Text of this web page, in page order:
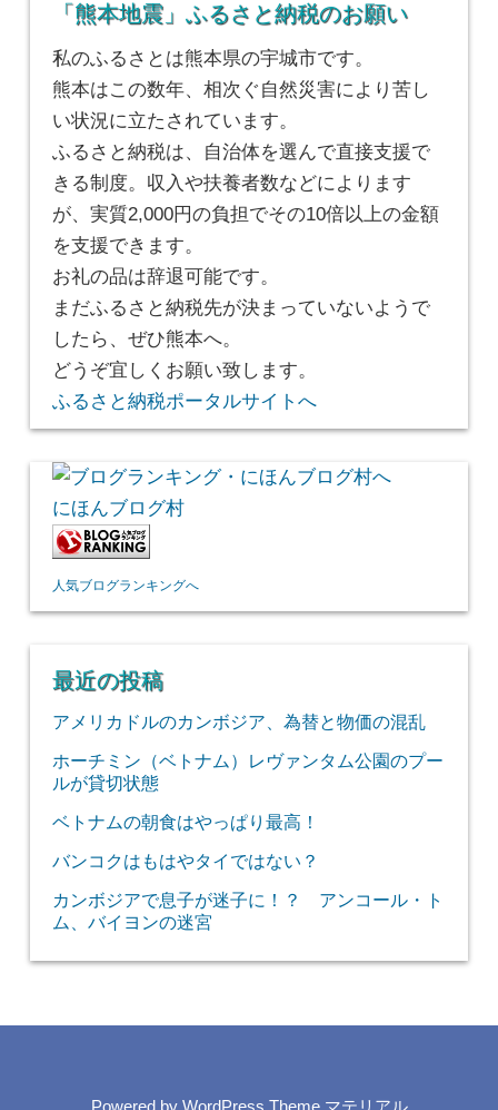
「熊本地震」ふるさと納税のお願い
私のふるさとは熊本県の宇城市です。
熊本はこの数年、相次ぐ自然災害により苦し
い状況に立たされています。
ふるさと納税は、自治体を選んで直接支援で
きる制度。収入や扶養者数などによります
が、実質2,000円の負担でその10倍以上の金額
を支援できます。
お礼の品は辞退可能です。
まだふるさと納税先が決まっていないようで
したら、ぜひ熊本へ。
どうぞ宜しくお願い致します。
ふるさと納税ポータルサイトへ
にほんブログ村
人気ブログランキングへ
最近の投稿
アメリカドルのカンボジア、為替と物価の混乱
ホーチミン（ベトナム）レヴァンタム公園のプー
ルが貸切状態
ベトナムの朝食はやっぱり最高！
バンコクはもはやタイではない？
カンボジアで息子が迷子に！？ アンコール・ト
ム、バイヨンの迷宮